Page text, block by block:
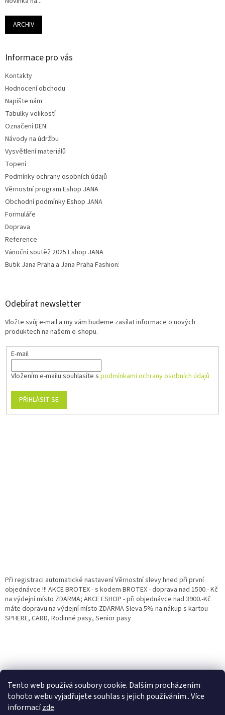
Tento web používá soubory cookie. Dalším procházením
tohoto webu vyjadřujete souhlas s jejich používáním.. Více
informacízde.
ARCHIV
Informace pro vás
Kontakty
Hodnocení obchodu
Napište nám
Tabulky velikostí
Označení DEN
Návody na údržbu
Vysvětlení materiálů
Topení
Podmínky ochrany osobních údajů
Věrnostní program Eshop JANA
Obchodní podmínky Eshop JANA
Formuláře
Doprava
Reference
Vánoční soutěž 2025 Eshop JANA
Butik Jana Praha a Jana Praha Fashion:
Odebírat newsletter
Vložte svůj e-mail a my vám budeme zasílat informace o nových
produktech na našem e-shopu.
E-mail
Vložením e-mailu souhlasíte s podmínkami ochrany osobních údajů
PŘIHLÁSIT SE
Při registraci automatické nastavení Věrnostní slevy hned při první
objednávce !!! AKCE BROTEX - s kodem BROTEX - doprava nad 1500.- Kč
na výdejní místo ZDARMA; AKCE ESHOP - při objednávce nad 3900.-Kč
máte dopravu na výdejní místo ZDARMA Sleva 5% na nákup s kartou
SPHERE, CARD, Rodinné pasy, Senior pasy